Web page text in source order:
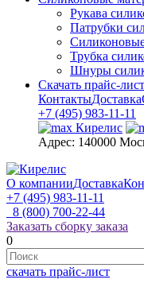
Рукава
Патрубки
Трубка
Шнуры
Скачать прайс-лист
КонтактыДоставка
+7 (495) 983-11-11
Адрес: 140000
О компанииДоставка
+7 (495) 983-11-11
8 (800) 700-22-44
Заказать сборку заказа
0
скачать прайс-лист